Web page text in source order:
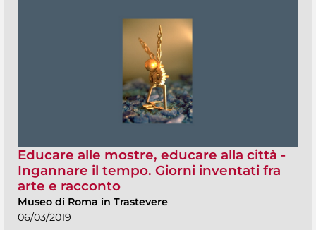
Educare alle mostre, educare alla città -
Ingannare il tempo. Giorni inventati fra
arte e racconto
Museo di Roma in Trastevere
06/03/2019